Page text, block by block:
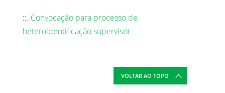
::. Convocação para processo de
heteroidentificação supervisor
VOLTAR AO TOPO